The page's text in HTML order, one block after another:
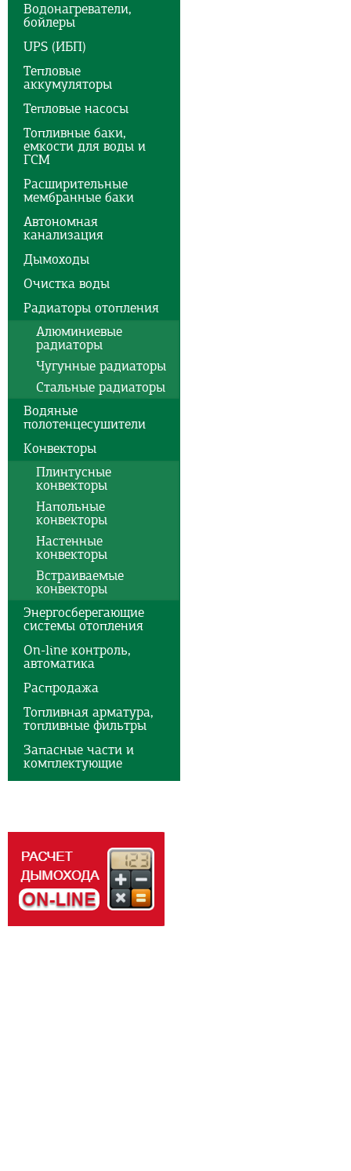
Водонагреватели,
бойлеры
UPS (ИБП)
Тепловые
аккумуляторы
Тепловые насосы
Топливные баки,
емкости для воды и
ГСМ
Расширительные
мембранные баки
Автономная
канализация
Дымоходы
Очистка воды
Радиаторы отопления
Алюминиевые
радиаторы
Чугунные радиаторы
Стальные радиаторы
Водяные
полотенцесушители
Конвекторы
Плинтусные
конвекторы
Напольные
конвекторы
Настенные
конвекторы
Встраиваемые
конвекторы
Энергосберегающие
системы отопления
On-line контроль,
автоматика
Распродажа
Топливная арматура,
топливные фильтры
Запасные части и
комплектующие